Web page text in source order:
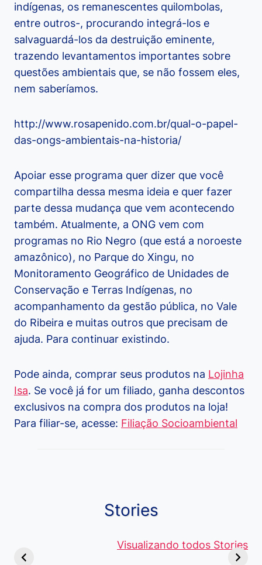
indígenas, os remanescentes quilombolas,
entre outros-, procurando integrá-los e
salvaguardá-los da destruição eminente,
trazendo levantamentos importantes sobre
questões ambientais que, se não fossem eles,
nem saberíamos.
http://www.rosapenido.com.br/qual-o-papel-
das-ongs-ambientais-na-historia/
Apoiar esse programa quer dizer que você
compartilha dessa mesma ideia e quer fazer
parte dessa mudança que vem acontecendo
também. Atualmente, a ONG vem com
programas no Rio Negro (que está a noroeste
amazônico), no Parque do Xingu, no
Monitoramento Geográfico de Unidades de
Conservação e Terras Indígenas, no
acompanhamento da gestão pública, no Vale
do Ribeira e muitas outros que precisam de
ajuda. Para continuar existindo.
Pode ainda, comprar seus produtos na Lojinha
Isa. Se você já for um filiado, ganha descontos
exclusivos na compra dos produtos na loja!
Para filiar-se, acesse: Filiação Socioambiental
Stories
Visualizando todos Stories
Diferença e
de 5 Centavos
Curso de
Pacote